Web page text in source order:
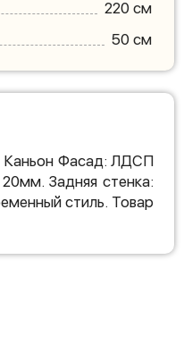
220 см
50 см
Каньон Фасад: ЛДСП
Задняя стенка:
стиль. Товар